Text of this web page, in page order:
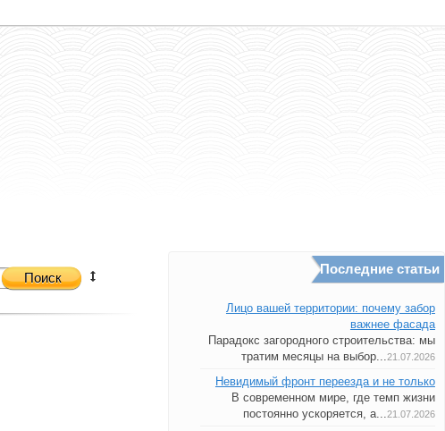
Поиск
Последние статьи
Лицо вашей территории: почему забор
важнее фасада
Парадокс загородного строительства: мы
тратим месяцы на выбор...21.07.2026
Невидимый фронт переезда и не только
В современном мире, где темп жизни
постоянно ускоряется, а...21.07.2026